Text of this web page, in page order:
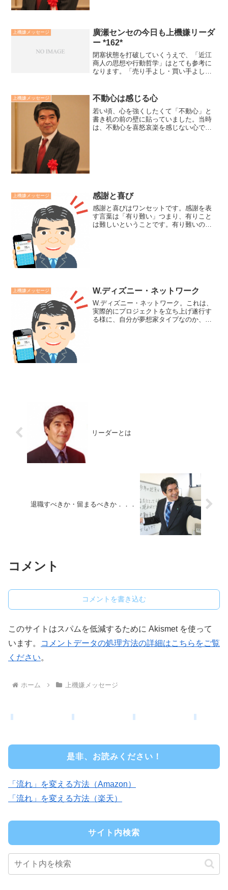
上機嫌メッセージ
廣瀬センセの今日も上機嫌リーダ
ー *162*
閉塞状態を打破していくうえで、「近江
商人の思想や行動哲学」はとても参考に
なります。「売り手よし・買い手よし・
い手が心の底から満足し、さらに商いを
通して地域社会の発展や福...
上機嫌メッセージ 不動心は感じる心
若い頃、心を強くしたくて「不動心」と
書き机の前の壁に貼っていました。当時
は、不動心を喜怒哀楽を感じない心であ
上機嫌メッセージ 感謝と喜び
感謝と喜びはワンセットです。感謝を表
す言葉は「有り難い」つまり、有りこと
は難しいということです。有り難いの反
上機嫌メッセージ W.ディズニー・ネットワーク
W.ディズニー・ネットワーク。これは、
実際的にプロジェクトを立ち上げ遂行す
る様に、自分が夢想家タイプなのか、現
リーダーとは
退職すべきか・留まるべきか．．．
コメント
コメントを書き込む
このサイトはスパムを低減するために Akismet を使って
います。
コメントデータの処理方法の詳細はこちらをご覧
ください。
ホーム 上機嫌メッセージ
是非、お読みください！
「流れ」を変える方法（Amazon）
「流れ」を変える方法（楽天）
サイト内検索